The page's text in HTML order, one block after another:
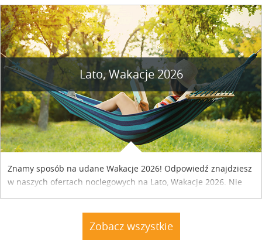
Lato, Wakacje 2026
Znamy sposób na udane Wakacje 2026! Odpowiedź znajdziesz
w naszych ofertach noclegowych na Lato, Wakacje 2026. Nie
zwlekaj atrakcyjne noclegi czekają...
Zobacz wszystkie